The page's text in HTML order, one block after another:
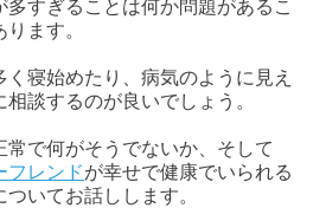
すぎることは何か問題があるこ
ます。
寝始めたり、病気のように見え
談するのが良いでしょう。
常で何がそうでないか、そして
フレンドが幸せで健康でいられる
いてお話しします。